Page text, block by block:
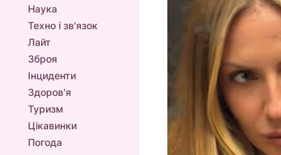
Наука
Техно і зв'язок
Лайт
Зброя
Інциденти
Здоров'я
Туризм
Цікавинки
Погода